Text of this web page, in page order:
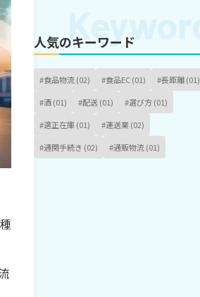
人気のキーワード
#食品物流 (02) #食品EC (01)
#長距離 (01)
#酒 (01)
#配送 (01)
#選び方 (01)
#適正在庫 (01)
#運送業 (02)
#通関手続き (02)
#通販物流 (01)